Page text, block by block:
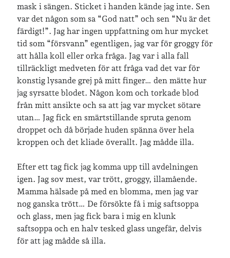
Inlägg om geocaching
barn barnkläder bibliotekslån
Bröllop café & restaurang dator
e-böcker festligheter foto
frågor & svar
mask i sängen. Sticket i handen kände jag inte. Sen
var det någon som sa “God natt” och sen “Nu är det
färdigt!”. Jag har ingen uppfattning om hur mycket
tid som “försvann” egentligen, jag var för groggy för
att hålla koll eller orka fråga. Jag var i alla fall
tillräckligt medveten för att fråga vad det var för
konstig lysande grej på mitt finger… den mätte hur
jag syrsatte blodet. Någon kom och torkade blod
från mitt ansikte och sa att jag var mycket sötare
utan… Jag fick en smärtstillande spruta genom
droppet och då började huden spänna över hela
kroppen och det kliade överallt. Jag mådde illa.
Efter ett tag fick jag komma upp till avdelningen
igen. Jag sov mest, var trött, groggy, illamående.
Mamma hälsade på med en blomma, men jag var
nog ganska trött… De försökte få i mig saftsoppa
och glass, men jag fick bara i mig en klunk
saftsoppa och en halv tesked glass ungefär, delvis
för att jag mådde så illa.